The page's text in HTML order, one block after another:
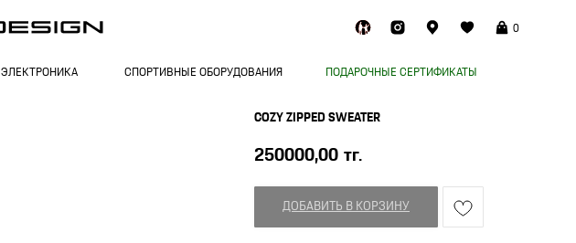
0
ЭЛЕКТРОНИКА СПОРТИВНЫЕ ОБОРУДОВАНИЯ ПОДАРОЧНЫЕ СЕРТИФИКАТЫ
COZY ZIPPED SWEATER
250000,00 тг.
ДОБАВИТЬ В КОРЗИНУ